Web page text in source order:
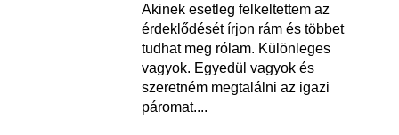
Akinek esetleg felkeltettem az
érdeklődését írjon rám és többet
tudhat meg rólam. Különleges
vagyok. Egyedül vagyok és
szeretném megtalálni az igazi
páromat....